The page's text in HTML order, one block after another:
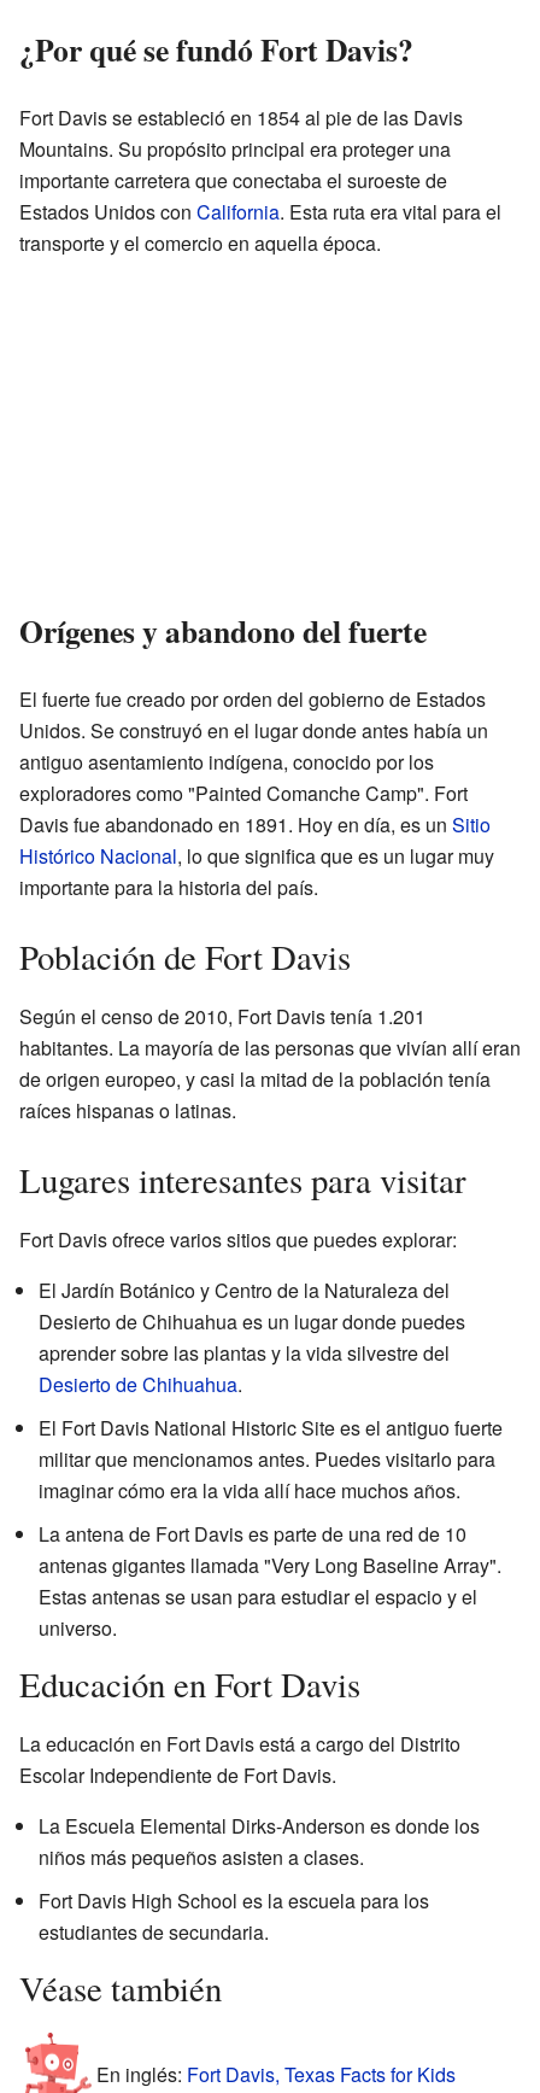
¿Por qué se fundó Fort Davis?
Fort Davis se estableció en 1854 al pie de las Davis
Mountains. Su propósito principal era proteger una
importante carretera que conectaba el suroeste de
Estados Unidos con California. Esta ruta era vital para el
transporte y el comercio en aquella época.
Orígenes y abandono del fuerte
El fuerte fue creado por orden del gobierno de Estados
Unidos. Se construyó en el lugar donde antes había un
antiguo asentamiento indígena, conocido por los
exploradores como "Painted Comanche Camp". Fort
Davis fue abandonado en 1891. Hoy en día, es un Sitio
Histórico Nacional, lo que significa que es un lugar muy
importante para la historia del país.
Población de Fort Davis
Según el censo de 2010, Fort Davis tenía 1.201
habitantes. La mayoría de las personas que vivían allí eran
de origen europeo, y casi la mitad de la población tenía
raíces hispanas o latinas.
Lugares interesantes para visitar
Fort Davis ofrece varios sitios que puedes explorar:
El Jardín Botánico y Centro de la Naturaleza del
Desierto de Chihuahua es un lugar donde puedes
aprender sobre las plantas y la vida silvestre del
Desierto de Chihuahua.
El Fort Davis National Historic Site es el antiguo fuerte
militar que mencionamos antes. Puedes visitarlo para
imaginar cómo era la vida allí hace muchos años.
La antena de Fort Davis es parte de una red de 10
antenas gigantes llamada "Very Long Baseline Array".
Estas antenas se usan para estudiar el espacio y el
universo.
Educación en Fort Davis
La educación en Fort Davis está a cargo del Distrito
Escolar Independiente de Fort Davis.
La Escuela Elemental Dirks-Anderson es donde los
niños más pequeños asisten a clases.
Fort Davis High School es la escuela para los
estudiantes de secundaria.
Véase también
En inglés: Fort Davis, Texas Facts for Kids